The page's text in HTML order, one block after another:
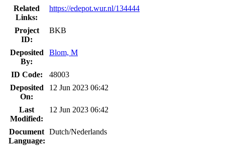
Related
Links:
https://edepot.wur.nl/134444
Project
ID:
BKB
Deposited
By:
Blom, M
ID Code:
48003
Deposited
On:
12 Jun 2023 06:42
Last
Modified:
12 Jun 2023 06:42
Document
Language:
Dutch/Nederlands